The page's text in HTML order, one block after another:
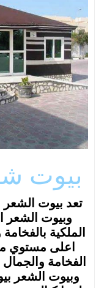
بيوت
تعد بيوت الشعر
وبيوت الشعر
الملكية
اعلى مستوي
الفخامة
وبيوت الشعر